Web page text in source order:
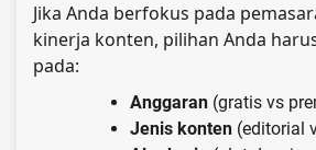
Jika Anda berfokus pada
kinerja konten, pilihan Anda
pada:
Anggaran (gratis vs
Jenis konten (editorial